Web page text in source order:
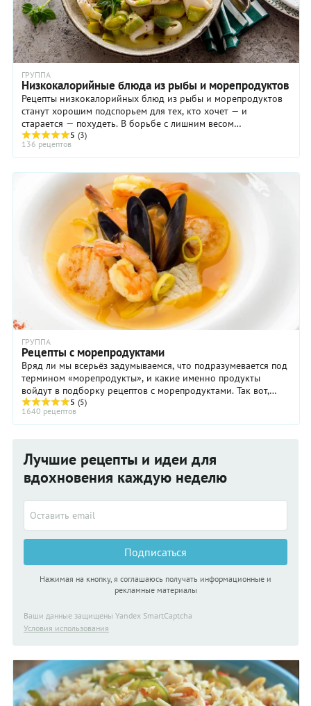
ГРУППА
Низкокалорийные блюда из рыбы и морепродуктов
Рецепты низкокалорийных блюд из рыбы и морепродуктов
станут хорошим подспорьем для тех, кто хочет — и
старается — похудеть. В борьбе с лишним весом
немаловажную роль играет ваш аппетит. Если душа не ...
5 (3)
136 рецептов
ГРУППА
Рецепты с морепродуктами
Вряд ли мы всерьёз задумываемся, что подразумевается под
термином «морепродукты», и какие именно продукты
войдут в подборку рецептов с морепродуктами. Так вот,
морепродукты – это всё, что ползает, ...
5 (5)
1640 рецептов
Лучшие рецепты и идеи для
вдохновения каждую неделю
Подписаться
Нажимая на кнопку, я соглашаюсь получать информационные и
рекламные материалы
Ваши данные защищены Yandex SmartCaptcha
Условия использования